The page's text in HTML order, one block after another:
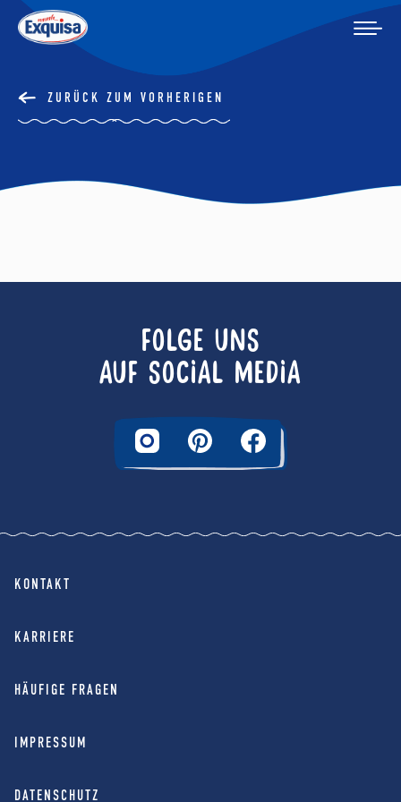
ZURÜCK ZUM VORHERIGEN
FOLGE UNS
AUF SOCIAL MEDIA
KONTAKT
KARRIERE
HÄUFIGE FRAGEN
IMPRESSUM
DATENSCHUTZ